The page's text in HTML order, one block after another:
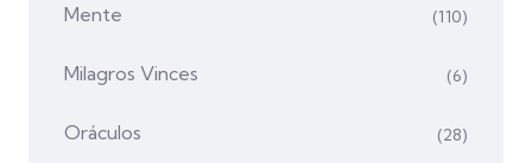
Mente (110)
Milagros Vinces (6)
Oráculos (28)